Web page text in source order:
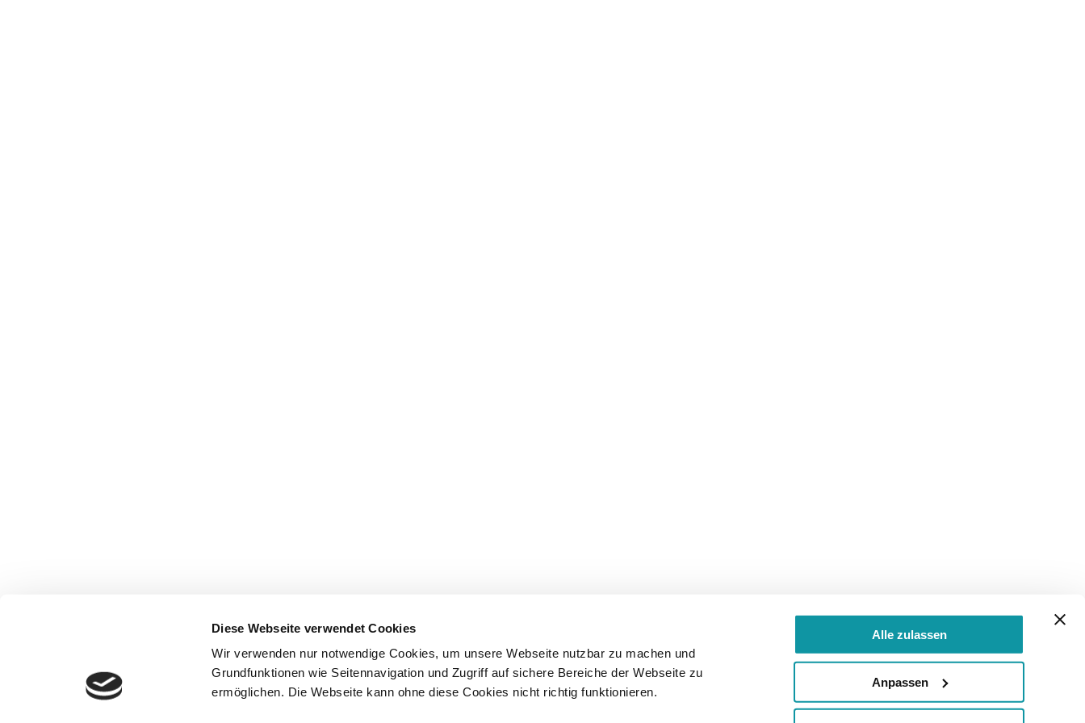
Diese Webseite verwendet Cookies
Wir verwenden nur notwendige Cookies, um unsere Webseite nutzbar zu machen und
Grundfunktionen wie Seitennavigation und Zugriff auf sichere Bereiche der Webseite zu
ermöglichen. Die Webseite kann ohne diese Cookies nicht richtig funktionieren.
Alle zulassen
Anpassen